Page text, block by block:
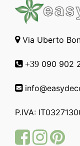
Via Uberto
+39 090 902
P.IVA:
Facebook